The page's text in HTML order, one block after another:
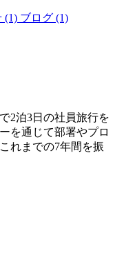
(1) ブログ (1)
2泊3日の社員旅行を
を通じて部署やプロ
れまでの7年間を振